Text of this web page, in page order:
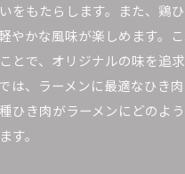
いを楽しむひき肉の使い方
ーメンが満足感を高める理由
よる栄養価の向上とその効果
ラーメンに与える香りの変化
ラスでラーメンがもっと美味
をもたらします。また、鶏
やかな風味が楽しめます。
とで、オリジナルの味を追
は、ラーメンに最適なひき
ひき肉がラーメンにどのよ
す。